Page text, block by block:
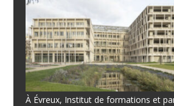
À Évreux, Institut de formations et